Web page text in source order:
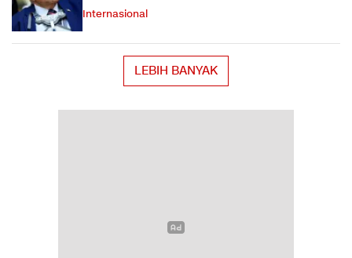
Internasional
LEBIH BANYAK